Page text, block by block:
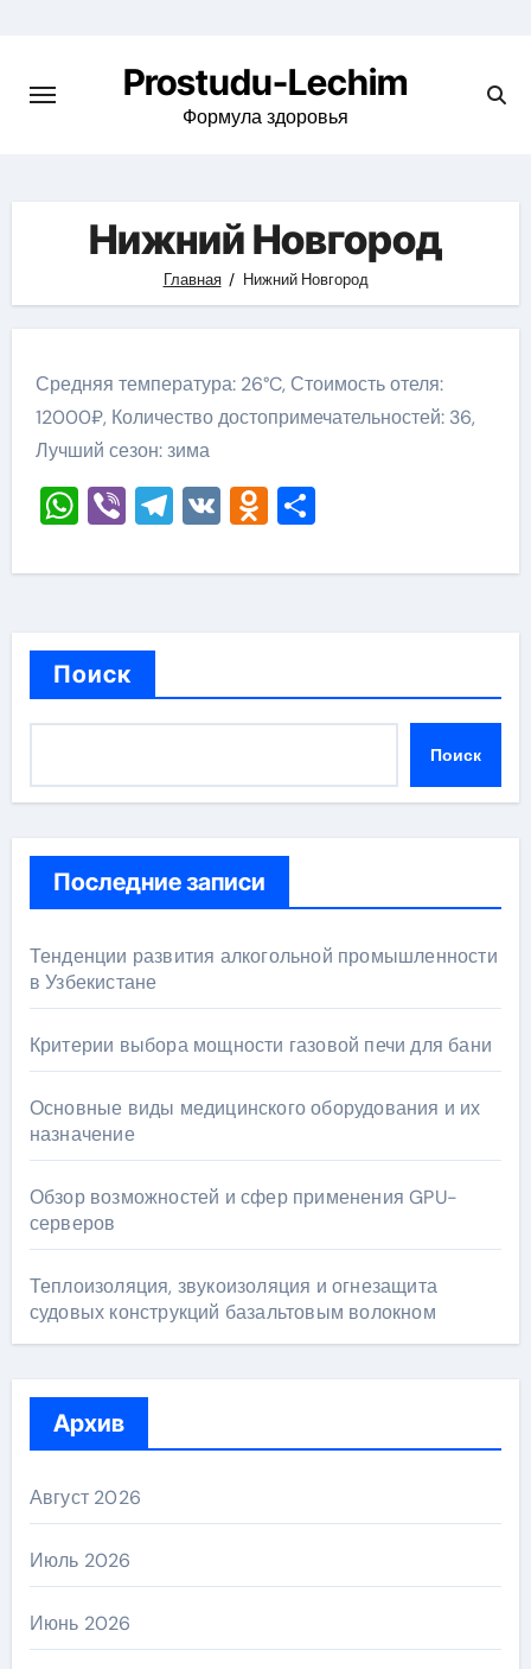
содержимому
Prostudu-Lechim
Формула здоровья
Нижний Новгород
Главная Нижний Новгород
Средняя температура: 26°C, Стоимость отеля:
12000₽, Количество достопримечательностей: 36,
Лучший сезон: зима
WhatsApp
ViberTelegram
VKOdnoklassniki
Отправить
Поиск
Поиск
Последние записи
Тенденции развития алкогольной промышленности
в Узбекистане
Критерии выбора мощности газовой печи для бани
Основные виды медицинского оборудования и их
назначение
Обзор возможностей и сфер применения GPU-
серверов
Теплоизоляция, звукоизоляция и огнезащита
судовых конструкций базальтовым волокном
Архив
Август 2026
Июль 2026
Июнь 2026